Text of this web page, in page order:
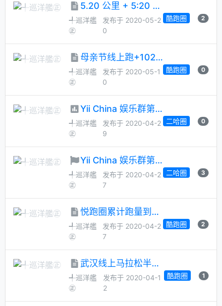
5.20 公里 + 5:20 配速 + 悦跑圈 1 周年
╃巡洋艦
㊣
发布于 2020-05-2
0
酷跑圈 2
母亲节线上跑+1024公里凑整跑
╃巡洋艦
㊣
发布于 2020-05-1
0
酷跑圈 0
Yii China 娱乐群第 43 次管理员大选
╃巡洋艦
㊣
发布于 2020-04-2
9
二哈圈 0
Yii China 娱乐群第 43 次管理员月选候选人征集
╃巡洋艦
㊣
发布于 2020-04-2
7
二哈圈 3
悦跑圈累计跑量到1000公里 - 升级顶级跑者
╃巡洋艦
㊣
发布于 2020-04-2
7
酷跑圈 2
武汉线上马拉松半程完赛
╃巡洋艦
㊣
发布于 2020-04-1
2
酷跑圈 1